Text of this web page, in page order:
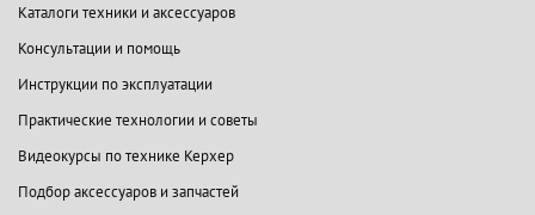
Каталоги техники и аксессуаров
Консультации и помощь
Инструкции по эксплуатации
Практические технологии и советы
Видеокурсы по технике Керхер
Подбор аксессуаров и запчастей